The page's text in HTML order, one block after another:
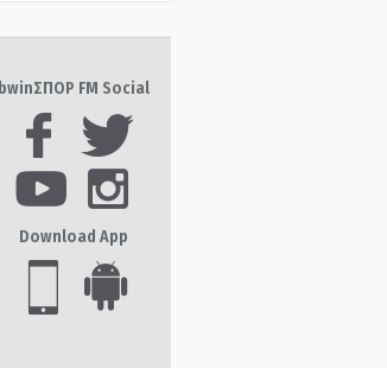
bwinΣΠΟΡ FM Social
Download App